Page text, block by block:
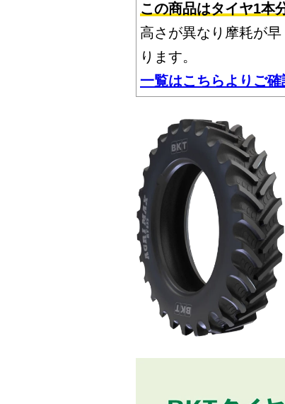
この商品はタイヤ1本
高さが異なり摩耗が
ります。
一覧はこちらよりご確